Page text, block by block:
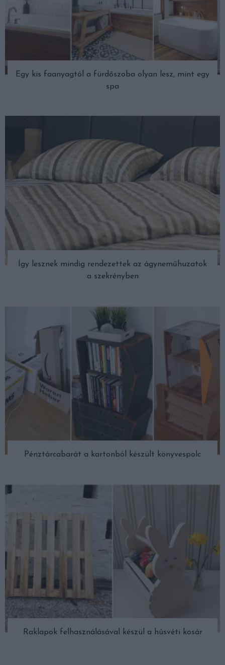
Egy kis faanyagtól a fürdőszoba olyan lesz, mint egy
spa
Így lesznek mindig rendezettek az ágyneműhuzatok
a szekrényben
Pénztárcabarát a kartonból készült könyvespolc
Raklapok felhasználásával készül a húsvéti kosár